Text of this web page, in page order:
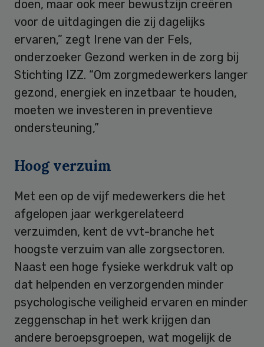
doen, maar ook meer bewustzijn creëren
voor de uitdagingen die zij dagelijks
ervaren,” zegt Irene van der Fels,
onderzoeker Gezond werken in de zorg bij
Stichting IZZ. “Om zorgmedewerkers langer
gezond, energiek en inzetbaar te houden,
moeten we investeren in preventieve
ondersteuning,”
Hoog verzuim
Met een op de vijf medewerkers die het
afgelopen jaar werkgerelateerd
verzuimden, kent de vvt-branche het
hoogste verzuim van alle zorgsectoren.
Naast een hoge fysieke werkdruk valt op
dat helpenden en verzorgenden minder
psychologische veiligheid ervaren en minder
zeggenschap in het werk krijgen dan
andere beroepsgroepen, wat mogelijk de